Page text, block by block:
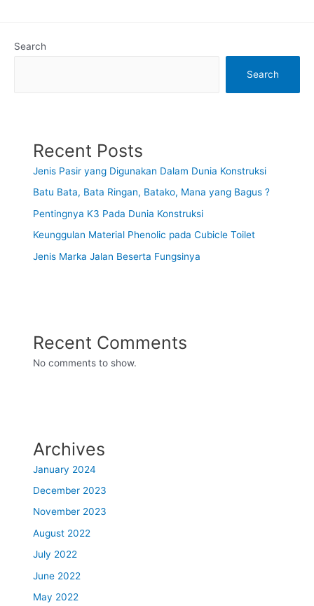
Search
Search
Recent Posts
Jenis Pasir yang Digunakan Dalam Dunia Konstruksi
Batu Bata, Bata Ringan, Batako, Mana yang Bagus ?
Pentingnya K3 Pada Dunia Konstruksi
Keunggulan Material Phenolic pada Cubicle Toilet
Jenis Marka Jalan Beserta Fungsinya
Recent Comments
No comments to show.
Archives
January 2024
December 2023
November 2023
August 2022
July 2022
June 2022
May 2022